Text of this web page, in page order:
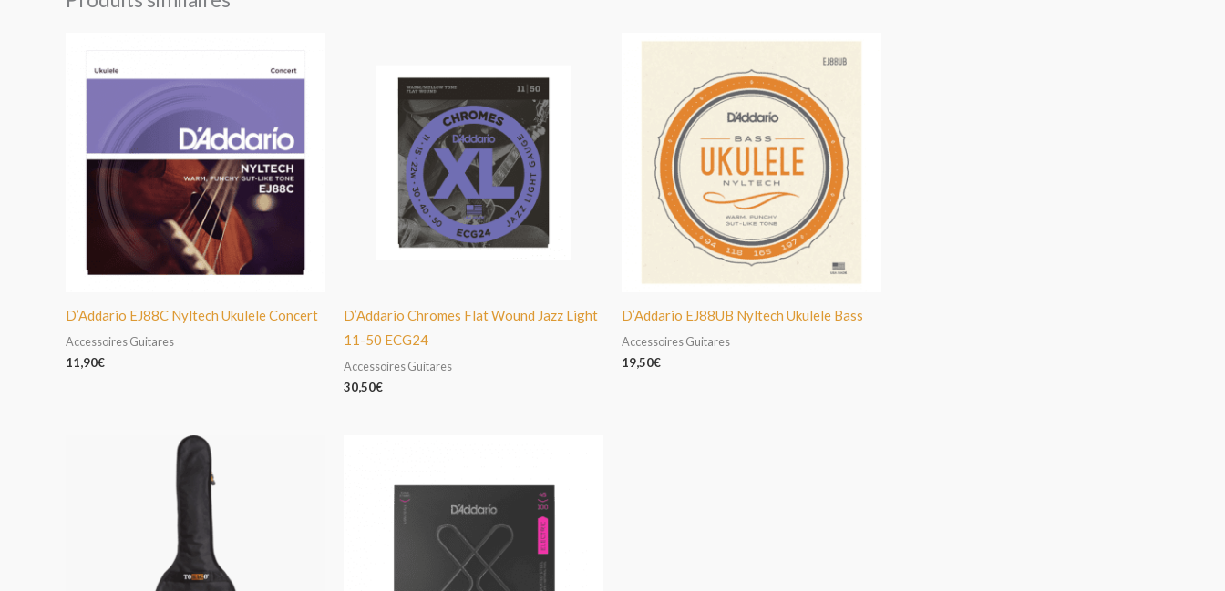
D’Addario EJ88C Nyltech Ukulele Concert
Accessoires Guitares
11,90€
D’Addario Chromes Flat Wound Jazz Light
11-50 ECG24
Accessoires Guitares
30,50€
D’Addario EJ88UB Nyltech Ukulele Bass
Accessoires Guitares
19,50€